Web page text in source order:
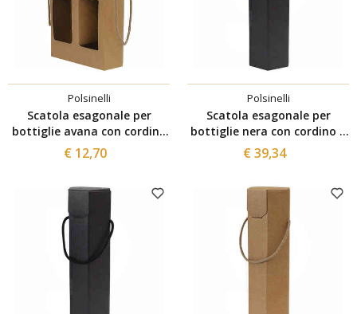
Polsinelli
Scatola esagonale per
bottiglie avana con cordino
2 posti (10 pezzi)
€ 12,70
Polsinelli
Scatola esagonale per
bottiglie nera con cordino 1
posto (50 pezzi)
€ 39,34